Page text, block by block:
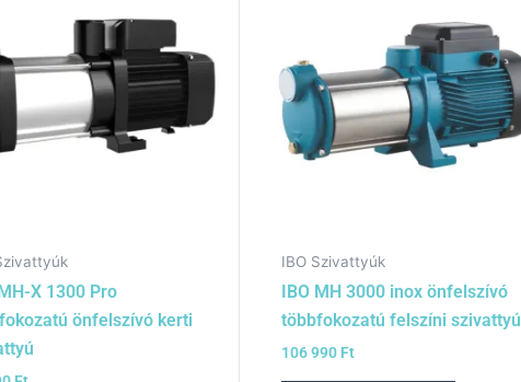
MH-X 1300 Pro
önfelszívó kerti
IBO Szivattyúk
IBO MH 3000 inox önfelszívó
többfokozatú felszíni szivattyú
106 990 Ft